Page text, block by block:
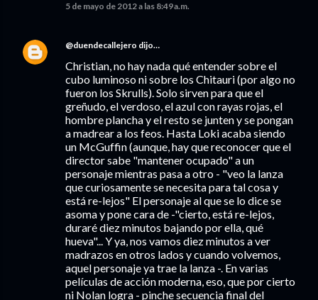
5 de mayo de 2012 a las 8:49 a.m.
@duendecallejero dijo…
Christian, no hay nada qué entender sobre el
cubo luminoso ni sobre los Chitauri (por algo no
fueron los Skrulls). Solo sirven para que el
greñudo, el verdoso, el azul con rayas rojas, el
hombre plancha y el resto se junten y se pongan
a madrear a los feos. Hasta Loki acaba siendo
un McGuffin (aunque, hay que reconocer que el
director sabe "mantener ocupado" a un
personaje mientras pasa a otro - "veo la lanza
que curiosamente se necesita para tal cosa y
está re-lejos" El personaje al que se lo dice se
asoma y pone cara de -"cierto, está re-lejos,
duraré diez minutos bajando por ella, qué
hueva"... Y ya, nos vamos diez minutos a ver
madrazos en otros lados y cuando volvemos,
aquel personaje ya trae la lanza -. En varias
películas de acción moderna, eso, que por cierto
ni Nolan logra - pinche secuencia final del